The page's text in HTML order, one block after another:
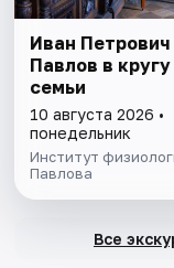
Иван Петрович
Павлов в кругу
семьи
10 августа 2026 •
понедельник
Институт
Павлова
Все